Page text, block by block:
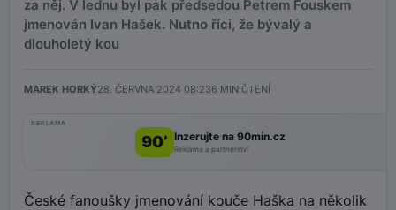
za něj. V lednu byl pak předsedou Petrem Fouskem
jmenován Ivan Hašek. Nutno říci, že bývalý a
dlouholetý kou
MAREK HORKÝ28. ČERVNA 2024 08:236 MIN ČTENÍ
REKLAMA
90’ Inzerujte na 90min.cz
Reklama a partnerství
České fanoušky jmenování kouče Haška na několik